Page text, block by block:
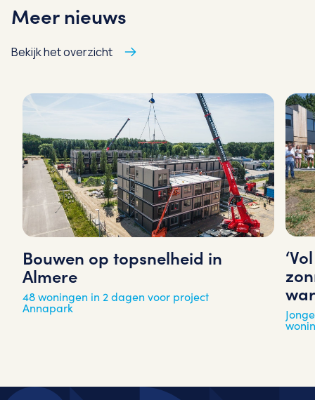
Meer nieuws
Bekijk het overzicht
Bouwen op topsnelheid in
Almere
48 woningen in 2 dagen voor project
Annapark